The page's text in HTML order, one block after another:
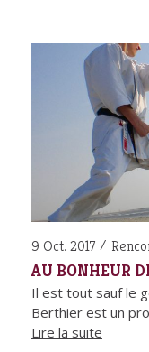
9 Oct. 2017
AU BONHEUR
Il est tout sauf le
Berthier est un
Lire la suite